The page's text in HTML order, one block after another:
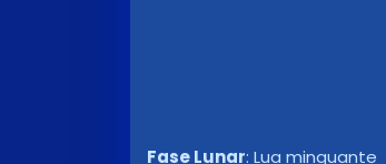
Fase Lunar: Lua minguante